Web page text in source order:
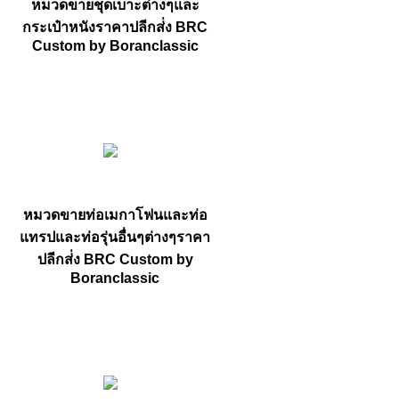
หมวดขายชุดเบาะต่างๆและ
กระเป๋าหนังราคาปลีกส่่ง BRC
Custom by Boranclassic
หมวดขายท่อเมกาโฟนและท่อ
แทรปและท่อรุ่นอื่นๆต่างๆราคา
ปลีกส่่ง BRC Custom by
Boranclassic